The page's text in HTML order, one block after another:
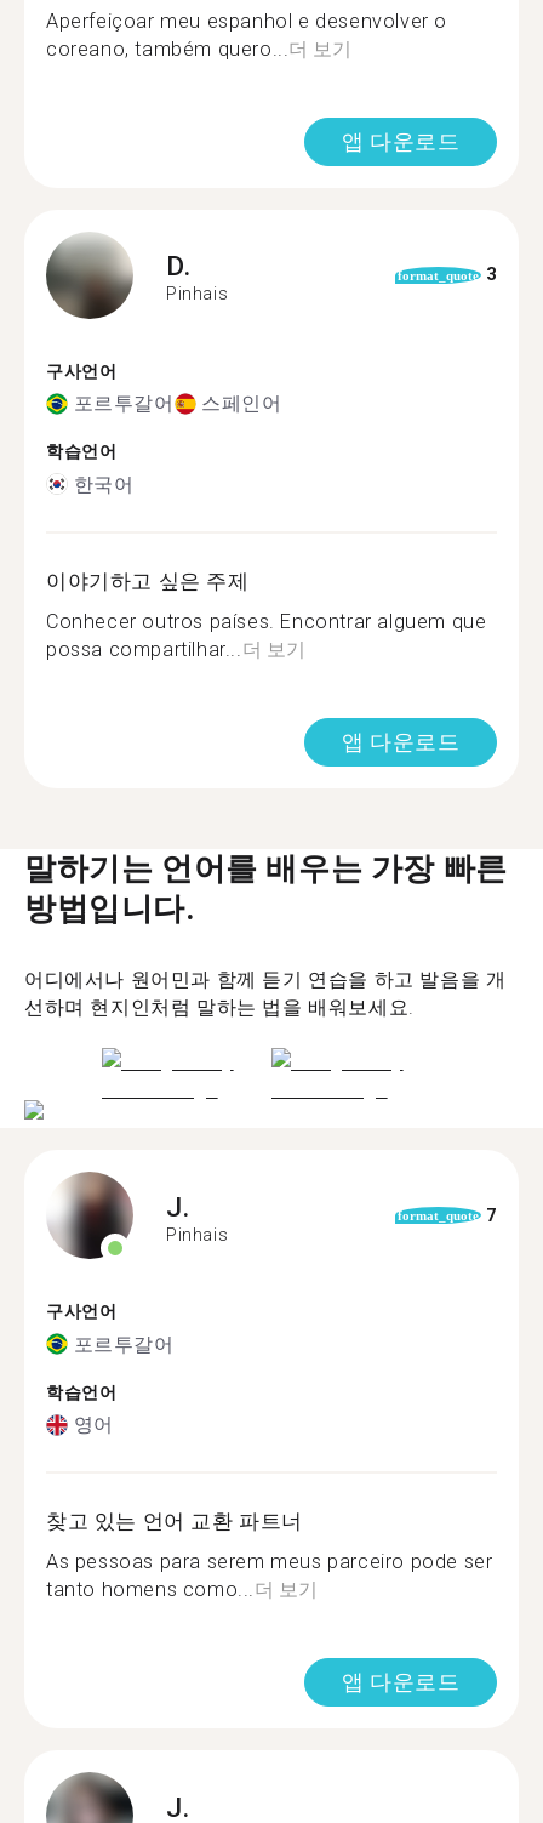
Aperfeiçoar meu espanhol e desenvolver o
coreano, também quero... 더 보기
앱 다운로드
D.
Pinhais
format_quote 3
구사언어
포르투갈어 스페인어
학습언어
한국어
이야기하고 싶은 주제
Conhecer outros países. Encontrar alguem que
possa compartilhar... 더 보기
앱 다운로드
말하기는 언어를 배우는 가장 빠른
방법입니다.
어디에서나 원어민과 함께 듣기 연습을 하고 발음을 개
선하며 현지인처럼 말하는 법을 배워보세요.
J.
Pinhais
format_quote 7
구사언어
포르투갈어
학습언어
영어
찾고 있는 언어 교환 파트너
As pessoas para serem meus parceiro pode ser
tanto homens como...더 보기
앱 다운로드
J.